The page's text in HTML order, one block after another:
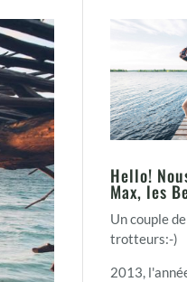
Hello!
Max, les
Un couple
trotteurs:-)
2013,